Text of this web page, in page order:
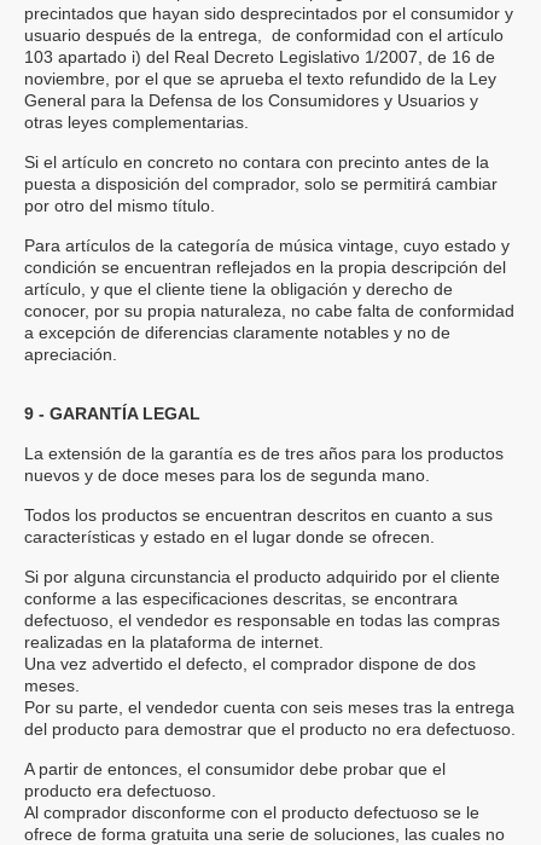
precintados que hayan sido desprecintados por el consumidor y
usuario después de la entrega, de conformidad con el artículo
103 apartado i) del Real Decreto Legislativo 1/2007, de 16 de
noviembre, por el que se aprueba el texto refundido de la Ley
General para la Defensa de los Consumidores y Usuarios y
otras leyes complementarias.
Si el artículo en concreto no contara con precinto antes de la
puesta a disposición del comprador, solo se permitirá cambiar
por otro del mismo título.
Para artículos de la categoría de música vintage, cuyo estado y
condición se encuentran reflejados en la propia descripción del
artículo, y que el cliente tiene la obligación y derecho de
conocer, por su propia naturaleza, no cabe falta de conformidad
a excepción de diferencias claramente notables y no de
apreciación.
9 - GARANTÍA LEGAL
La extensión de la garantía es de tres años para los productos
nuevos y de doce meses para los de segunda mano.
Todos los productos se encuentran descritos en cuanto a sus
características y estado en el lugar donde se ofrecen.
Si por alguna circunstancia el producto adquirido por el cliente
conforme a las especificaciones descritas, se encontrara
defectuoso, el vendedor es responsable en todas las compras
realizadas en la plataforma de internet.
Una vez advertido el defecto, el comprador dispone de dos
meses.
Por su parte, el vendedor cuenta con seis meses tras la entrega
del producto para demostrar que el producto no era defectuoso.
A partir de entonces, el consumidor debe probar que el
producto era defectuoso.
Al comprador disconforme con el producto defectuoso se le
ofrece de forma gratuita una serie de soluciones, las cuales no